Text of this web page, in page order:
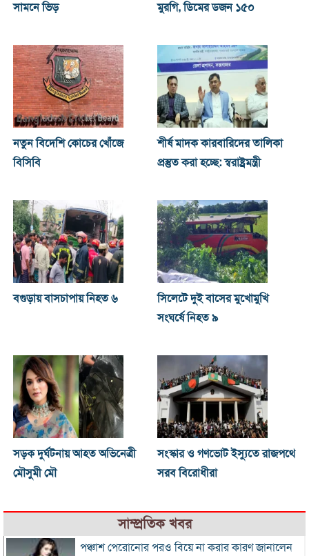
সামনে ভিড়
মুরগি, ডিমের ডজন ১৫০
নতুন বিদেশি কোচের খোঁজে
বিসিবি
শীর্ষ মাদক কারবারিদের তালিকা
প্রস্তুত করা হচ্ছে: স্বরাষ্ট্রমন্ত্রী
বগুড়ায় বাসচাপায় নিহত ৬
সিলেটে দুই বাসের মুখোমুখি
সংঘর্ষে নিহত ৯
সড়ক দুর্ঘটনায় আহত অভিনেত্রী
মৌসুমী মৌ
সংস্কার ও গণভোট ইস্যুতে রাজপথে
সরব বিরোধীরা
সাম্প্রতিক খবর
পঞ্চাশ পেরোনোর পরও বিয়ে না করার কারণ জানালেন